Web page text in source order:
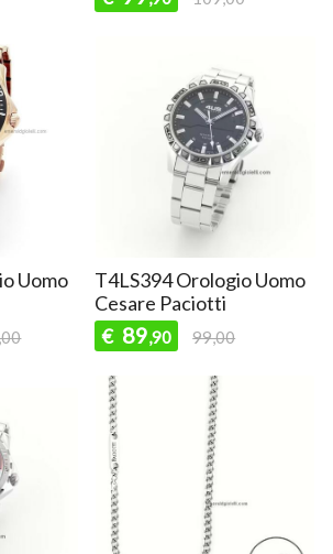
Uomo
T4LS394 Orologio Uomo
Cesare Paciotti
€ 89,90 99,00